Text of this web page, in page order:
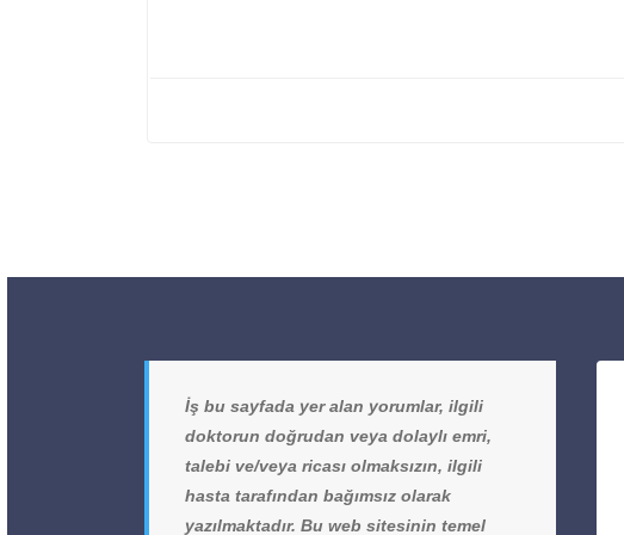
İş bu sayfada yer alan yorumlar, ilgili
doktorun doğrudan veya dolaylı emri,
talebi ve/veya ricası olmaksızın, ilgili
hasta tarafından bağımsız olarak
yazılmaktadır. Bu web sitesinin temel